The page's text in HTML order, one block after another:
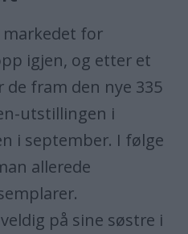
for
igjen, og etter et
fram den nye 335
utstillingen i
i september. I følge
allerede
på sine søstre i